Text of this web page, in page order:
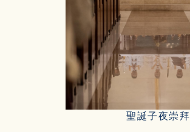
聖誕子夜崇拜